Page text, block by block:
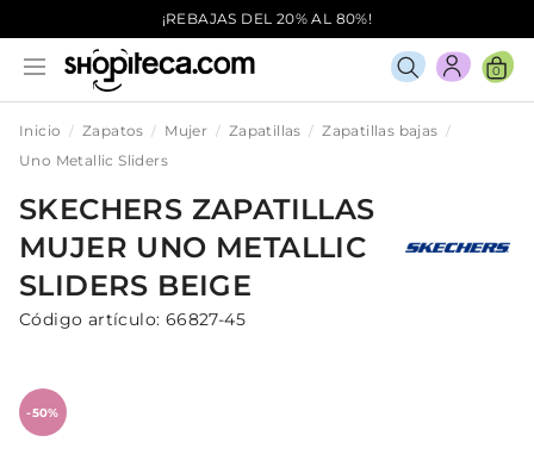
¡REBAJAS DEL 20% AL 80%!
0
Inicio Zapatos Mujer Zapatillas
Zapatillas bajas
Uno Metallic Sliders
SKECHERS ZAPATILLAS
MUJER UNO METALLIC
SLIDERS BEIGE
Código artículo: 66827-45
-50%